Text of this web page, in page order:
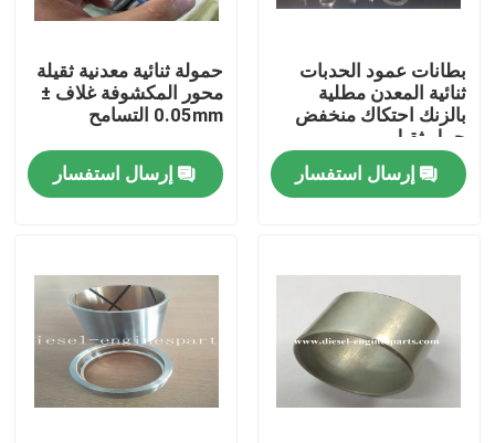
عرض الواقع الافتراضي
حول بنا
جولة في المعمل
طلب اقتباس
بطانات عمود الحدبات
ثنائية المعدن مطلية
بالزنك احتكاك منخفض
حمل ثقيل
إرسال استفسار
حمولة ثنائية معدنية ثقيلة
محور المكشوفة غلاف ±
0.05mm التسامح
إرسال استفسار